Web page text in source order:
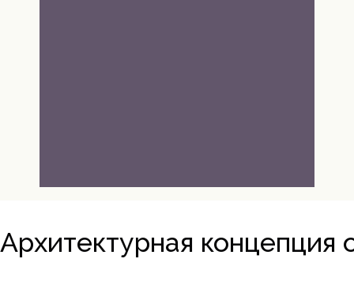
Архитектурная концепция